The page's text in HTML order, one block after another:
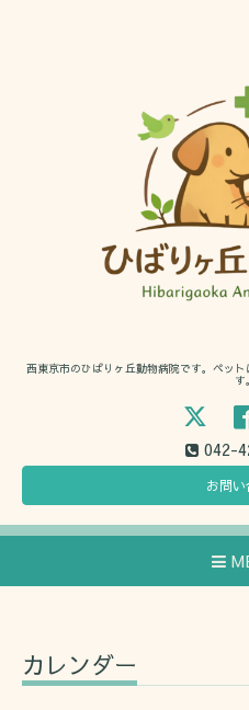
西東京市のひばりヶ丘動物病院です。ペッ
す。
042-
お問
カレンダー